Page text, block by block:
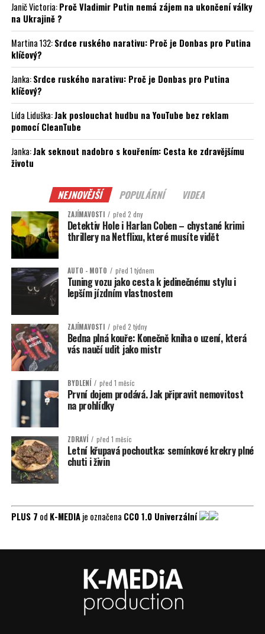
Janič Victoria:Proč Vladimir Putin nemá zájem na ukončení války
na Ukrajině ?
Martina 132:Srdce ruského narativu: Proč je Donbas pro Putina
klíčový?
Janka:Srdce ruského narativu: Proč je Donbas pro Putina
klíčový?
Lída Liduška:Jak poslouchat hudbu na YouTube bez reklam
pomocí CleanTube
Janka:Jak seknout nadobro s kouřením: Cesta ke zdravějšímu
životu
NEJNOVĚJŠÍ POPULÁRNÍ VIDEA
ZAJÍMAVOSTI před 2 dny
Detektiv Hole i Harlan Coben – chystané krimi
thrillery na Netflixu, které musíte vidět
AUTO - MOTO před 1 týdnem
Tuning vozu jako cesta k jedinečnému stylu i
lepším jízdním vlastnostem
ZAJÍMAVOSTI před 2 týdny
Bedna plná kouře: Konečně kniha o uzení, která
vás naučí udit jako mistr
BYDLENÍ před 1 měsíc
První dojem prodává. Jak připravit nemovitost
na prohlídky
ZDRAVÍ před 1 měsíc
Letní křupavá pochoutka: semínkové krekry plné
chuti i živin
PLUS 7 od K-MEDIAje označena CC0 1.0 Univerzální